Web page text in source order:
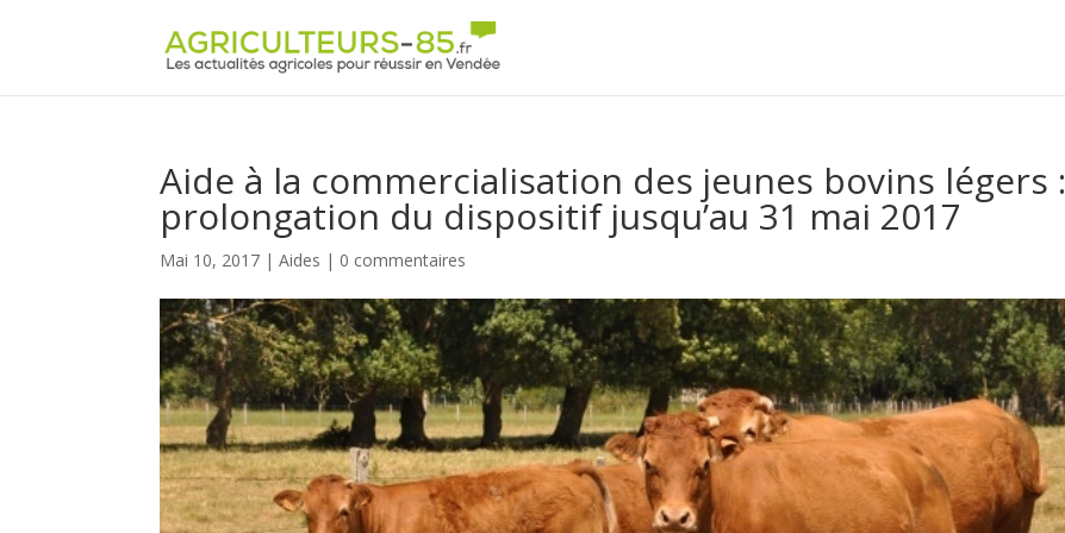
Aide à la commercialisation des jeunes bovins légers :
prolongation du dispositif jusqu’au 31 mai 2017
Mai 10, 2017 |Aides | 0 commentaires